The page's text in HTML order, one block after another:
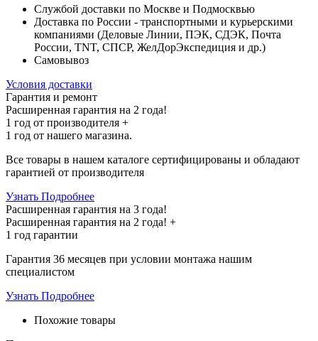
Службой доставки по Москве и Подмосквью
Доставка по России - транспортными и курьерскими
компаниями (Деловые Линии, ПЭК, СДЭК, Почта
России, TNT, СПСР, ЖелДорЭкспедиция и др.)
Самовывоз
Условия доставки
Гарантия и ремонт
Расширенная гарантия на 2 года!
1 год от производителя +
1 год от нашего магазина.
Все товары в нашем каталоге сертифицированы и обладают
гарантией от производителя
Узнать Подробнее
Расширенная гарантия на 3 года!
Расширенная гарантия на 2 года! +
1 год гарантии
Гарантия 36 месяцев при условии монтажа нашим
специалистом
Узнать Подробнее
Похожие товары